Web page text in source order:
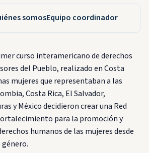
somosEquipo coordinador
curso interamericano de derechos
del Pueblo, realizado en Costa
mujeres que representaban a las
Costa Rica, El Salvador,
y México decidieron crear una Red
para la promoción y
humanos de las mujeres desde